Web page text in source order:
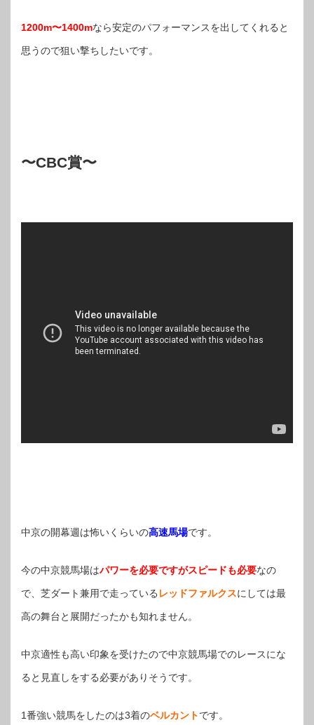
1200m〜1400mなら安定のパフォーマンスを出してくれると
思うので狙い撃ちしたいです。
〜CBC賞〜
中京の開幕週は怖いくらいの高速馬場です。
今の中京競馬場はパワーを必要ですがスピードも必要なの
で、芝ダート兼用で走っている レッドファルクスにしては最
高の舞台と展開だったかも知れません。
中京適性も高い印象を受けたので中京競馬場でのレースにな
ると見直しをする必要がありそうです。
1番強い競馬をしたのは3着のベルカントです。